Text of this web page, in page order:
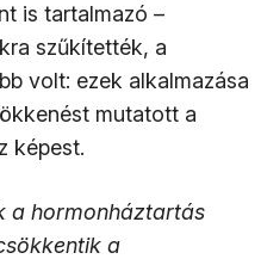
is tartalmazó –
szűkítették, a
volt: ezek alkalmazása
mutatott a
képest.
a hormonháztartás
a